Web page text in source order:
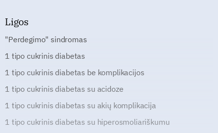
Ligos
"Perdegimo" sindromas
1 tipo cukrinis diabetas
1 tipo cukrinis diabetas be komplikacijos
1 tipo cukrinis diabetas su acidoze
1 tipo cukrinis diabetas su akių komplikacija
1 tipo cukrinis diabetas su hiperosmoliariškumu